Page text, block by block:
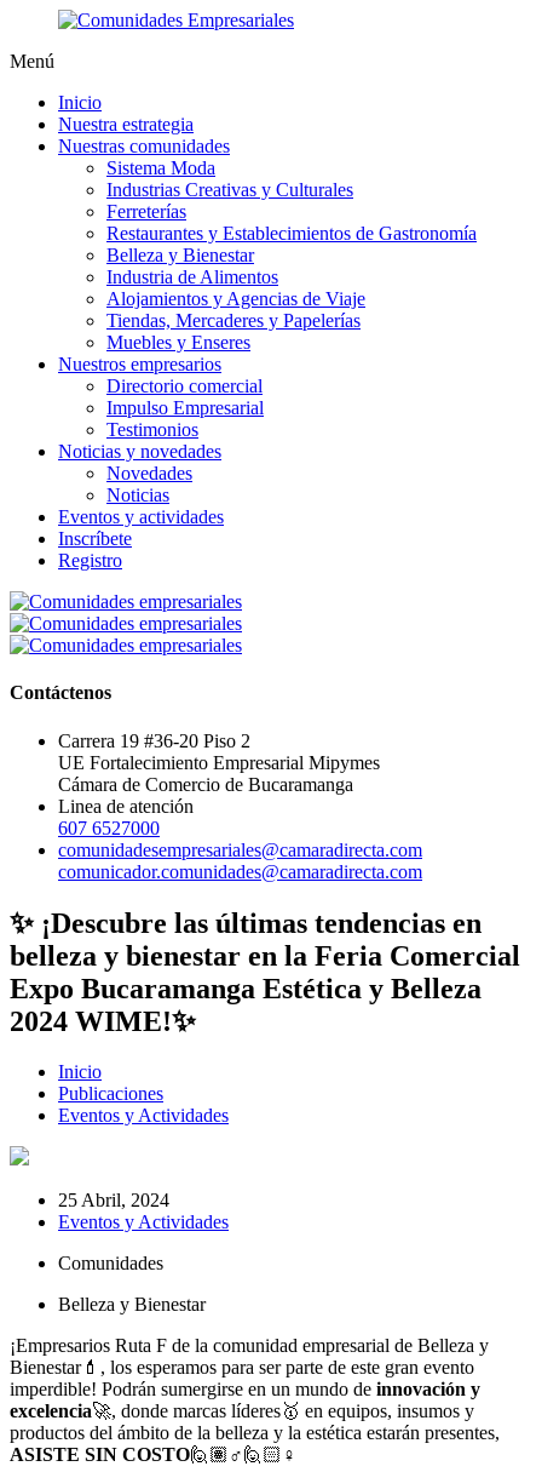
Menú
Inicio
Nuestra estrategia
Nuestras comunidades
Sistema Moda
Industrias Creativas y Culturales
Ferreterías
Restaurantes y Establecimientos de Gastronomía
Belleza y Bienestar
Industria de Alimentos
Alojamientos y Agencias de Viaje
Tiendas, Mercaderes y Papelerías
Muebles y Enseres
Nuestros empresarios
Directorio comercial
Impulso Empresarial
Testimonios
Noticias y novedades
Novedades
Noticias
Eventos y actividades
Inscríbete
Registro
Contáctenos
Carrera 19 #36-20 Piso 2
UE Fortalecimiento Empresarial Mipymes
Cámara de Comercio de Bucaramanga
Linea de atención
607 6527000
comunidadesempresariales@camaradirecta.com
comunicador.comunidades@camaradirecta.com
✨ ¡Descubre las últimas tendencias en
belleza y bienestar en la Feria Comercial
Expo Bucaramanga Estética y Belleza
2024 WIME!✨
Inicio
Publicaciones
Eventos y Actividades
25 Abril, 2024
Eventos y Actividades
Comunidades
Belleza y Bienestar
¡Empresarios Ruta F de la comunidad empresarial de Belleza y
Bienestar💄, los esperamos para ser parte de este gran evento
imperdible! Podrán sumergirse en un mundo de innovación y
excelencia🚀, donde marcas líderes🥇 en equipos, insumos y
productos del ámbito de la belleza y la estética estarán presentes,
ASISTE SIN COSTO🙋🏽♂️🙋🏻♀️